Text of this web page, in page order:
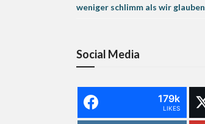
weniger schlimm als wir glauben
Social Media
179k
LIKES